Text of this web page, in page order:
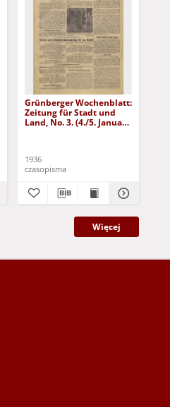
Grünberger Wochenblatt:
Zeitung für Stadt und
Land, No. 3. (4./5. Januar
1936
czasopisma
Więcej